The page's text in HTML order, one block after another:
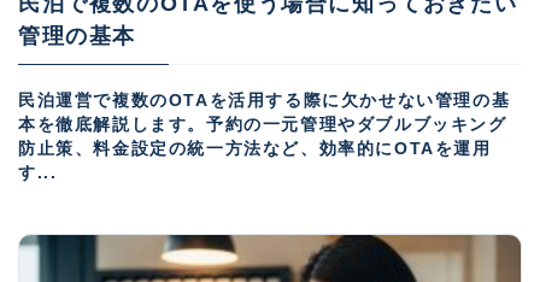
管理の基本
民泊運営で複数のOTAを活用する際に欠かせない管理の基
本を徹底解説します。予約の一元管理やダブルブッキング
防止策、料金設定の統一方法など、効率的にOTAを運用
す...